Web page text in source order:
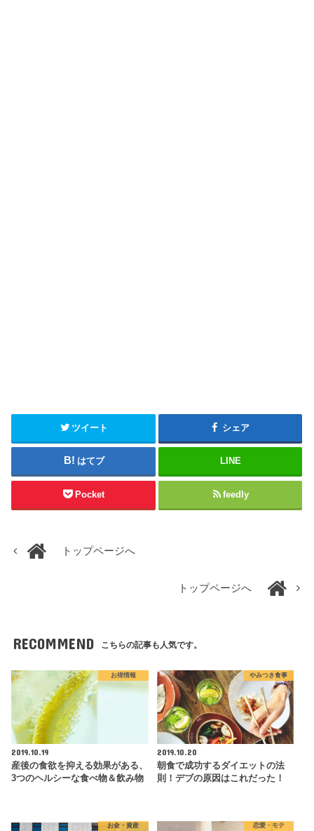
ツイート シェア
はてブ LINE
Pocket feedly
トップページへ
トップページへ
RECOMMEND こちらの記事も人気です。
お得情報
2019.10.19
産後の食欲を抑える効果がある、
3つのヘルシーな食べ物＆飲み物
やみつき食事
2019.10.20
朝食で成功するダイエットの法
則！デブの原因はこれだった！
お金・資産 恋愛・モテ